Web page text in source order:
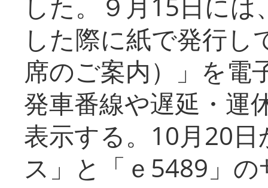
した際に紙で発行し
席のご案内）」を電
発車番線や遅延・運
表示する。10月20
ス」と「ｅ5489」